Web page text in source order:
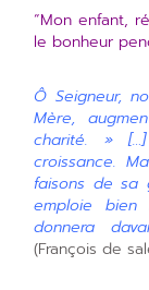
“Mon enfant,
le bonheur
Ô Seigneur,
Mère,
charité. »
croissance.
faisons de
emploie
donnera
(François de